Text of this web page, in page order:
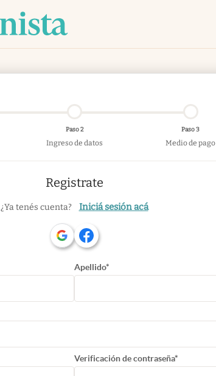
Paso 2
Ingreso de datos
Paso 3
Medio de pago
Registrate
¿Ya tenés cuenta? Iniciá sesión acá
Apellido*
Verificación de contraseña*